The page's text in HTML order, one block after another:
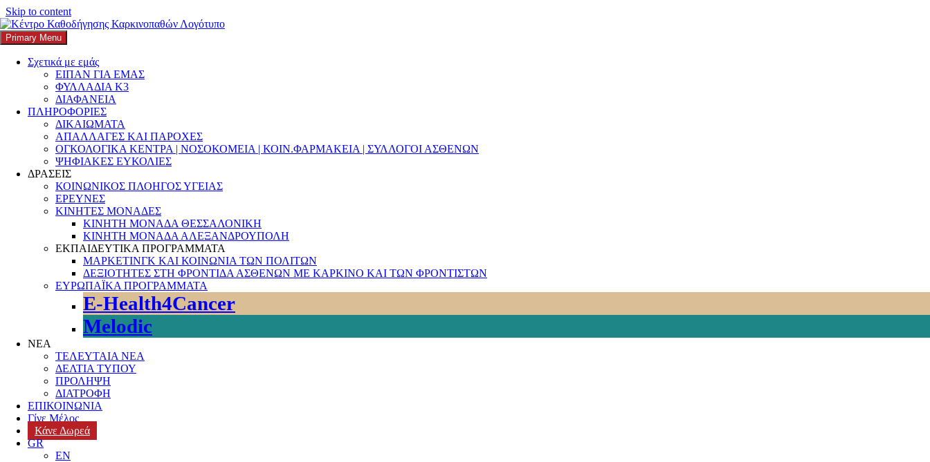
Skip to content
K3
ΚΕΝΤΡΟ ΚΑΘΟΔΗΓΗΣΗΣ ΚΑΡΚΙΝΟΠΑΘΩΝ
Primary Menu
Σχετικά με εμάς
ΕΙΠΑΝ ΓΙΑ ΕΜΑΣ
ΦΥΛΛΑΔΙΑ Κ3
ΔΙΑΦΑΝΕΙΑ
ΠΛΗΡΟΦΟΡΙΕΣ
ΔΙΚΑΙΩΜΑΤΑ
ΑΠΑΛΛΑΓΕΣ ΚΑΙ ΠΑΡΟΧΕΣ
ΟΓΚΟΛΟΓΙΚΑ ΚΕΝΤΡΑ | ΝΟΣΟΚΟΜΕΙΑ | ΚΟΙΝ.ΦΑΡΜΑΚΕΙΑ | ΣΥΛΛΟΓΟΙ ΑΣΘΕΝΩΝ
ΨΗΦΙΑΚΕΣ ΕΥΚΟΛΙΕΣ
ΔΡΑΣΕΙΣ
ΚΟΙΝΩΝΙΚΟΣ ΠΛΟΗΓΟΣ ΥΓΕΙΑΣ
ΕΡΕΥΝΕΣ
ΚΙΝΗΤΕΣ ΜΟΝΑΔΕΣ
ΚΙΝΗΤΗ ΜΟΝΑΔΑ ΘΕΣΣΑΛΟΝΙΚΗ
ΚΙΝΗΤΗ ΜΟΝΑΔΑ ΑΛΕΞΑΝΔΡΟΥΠΟΛΗ
ΕΚΠΑΙΔΕΥΤΙΚΑ ΠΡΟΓΡΑΜΜΑΤΑ
ΜΑΡΚΕΤΙΝΓΚ ΚΑΙ ΚΟΙΝΩΝΙΑ ΤΩΝ ΠΟΛΙΤΩΝ
ΔΕΞΙΟΤΗΤΕΣ ΣΤΗ ΦΡΟΝΤΙΔΑ ΑΣΘΕΝΩΝ ΜΕ ΚΑΡΚΙΝΟ ΚΑΙ ΤΩΝ ΦΡΟΝΤΙΣΤΩΝ
ΕΥΡΩΠΑΪΚΑ ΠΡΟΓΡΑΜΜΑΤΑ
E-Health4Cancer
Melodic
ΝΕΑ
ΤΕΛΕΥΤΑΙΑ ΝΕΑ
ΔΕΛΤΙΑ ΤΥΠΟΥ
ΠΡΟΛΗΨΗ
ΔΙΑΤΡΟΦΗ
ΕΠΙΚΟΙΝΩΝΙΑ
Γίνε Μέλος
Κάνε Δωρεά
GR
EN
Αναζήτηση για:
Κατηγορία:ΚΑΡΚΙΝΟΣ
Η ευεργετική επίδραση της μουσικής στους ογκολογικούς ασθενείς
Posted on 16 Μαΐου, 2021Author
Η ευεργετική επίδραση της μουσικής στην ψυχική μας υγεία και ευεξία είναι ευρέως αναγνωρισμένη.
Η Μουσικοθεραπεία τα τελευταία χρόνια αποτελεί μια εναλλακτική, συμπληρωμένη θεραπεία ασθενών με καρκίνο.
παιδιατρικούς ασθενείς. Οι εναλλακτικές αυτές μέθοδοι είναι μη επεμβατικές, μη τοξικές, οικονομικά συμφέρουσες, ασφαλείς και εύκολα εφαρμόσιμες. Η μουσικοθεραπεία σε ασθενείς με καρκίνο
αποσκοπεί στη μείωση του συναισθηματικού και σωματικού πόνου κατά τη διάρκεια της θεραπείας
όπως αναφέρουν οι Αθανασάκης &Καραβασιλειάδου, 2012.